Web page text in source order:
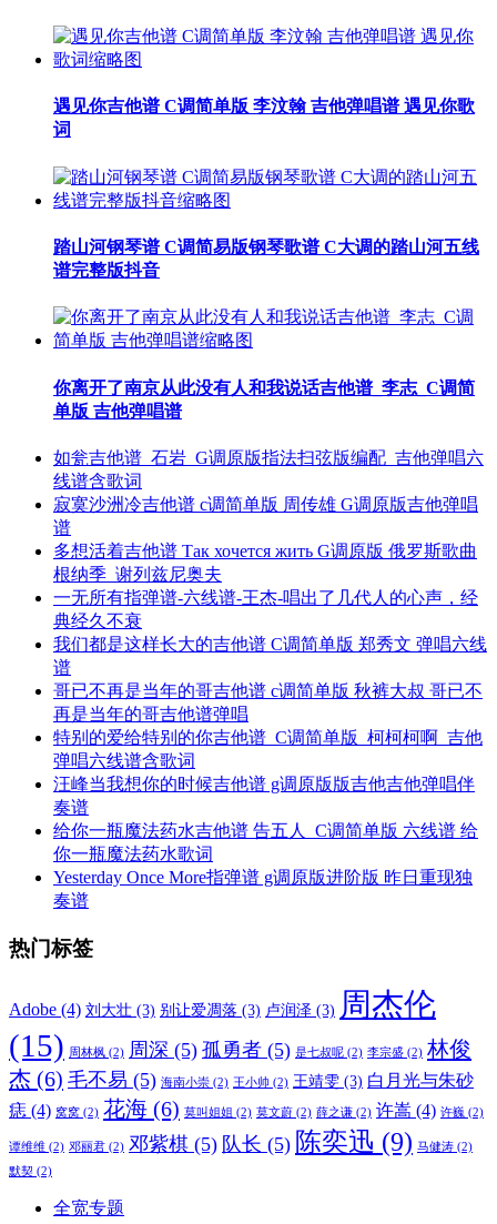
遇见你吉他谱 C调简单版 李汶翰 吉他弹唱谱 遇见你歌
词
踏山河钢琴谱 C调简易版钢琴歌谱 C大调的踏山河五线
谱完整版抖音
你离开了南京从此没有人和我说话吉他谱_李志_C调简
单版 吉他弹唱谱
如瓮吉他谱_石岩_G调原版指法扫弦版编配_吉他弹唱六
线谱含歌词
寂寞沙洲冷吉他谱 c调简单版 周传雄 G调原版吉他弹唱
谱
多想活着吉他谱 Так хочется жить G调原版 俄罗斯歌曲
根纳季_谢列兹尼奥夫
一无所有指弹谱-六线谱-王杰-唱出了几代人的心声，经
典经久不衰
我们都是这样长大的吉他谱 C调简单版 郑秀文 弹唱六线
谱
哥已不再是当年的哥吉他谱 c调简单版 秋裤大叔 哥已不
再是当年的哥吉他谱弹唱
特别的爱给特别的你吉他谱_C调简单版_柯柯柯啊_吉他
弹唱六线谱含歌词
汪峰当我想你的时候吉他谱 g调原版版吉他吉他弹唱伴
奏谱
给你一瓶魔法药水吉他谱 告五人_C调简单版 六线谱 给
你一瓶魔法药水歌词
Yesterday Once More指弹谱 g调原版进阶版 昨日重现独
奏谱
热门标签
Adobe (4) 刘大壮 (3) 别让爱凋落 (3) 卢润泽 (3) 周杰伦
(15) 周林枫 (2) 周深 (5) 孤勇者 (5) 是七叔呢 (2) 李宗盛 (2) 林俊
杰 (6) 毛不易 (5) 海南小崇 (2) 王小帅 (2) 王靖雯 (3) 白月光与朱砂
痣 (4) 窝窝 (2) 花海 (6) 莫叫姐姐 (2) 莫文蔚 (2) 薛之谦 (2) 许嵩 (4) 许巍 (2)
谭维维 (2) 邓丽君 (2) 邓紫棋 (5) 队长 (5) 陈奕迅 (9) 马健涛 (2)
默契 (2)
全宽专题